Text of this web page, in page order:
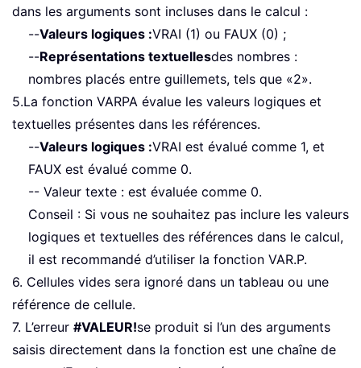
dans les arguments sont incluses dans le calcul :
--Valeurs logiques :VRAI (1) ou FAUX (0) ;
--Représentations textuellesdes nombres :
nombres placés entre guillemets, tels que «2».
5.La fonction VARPA évalue les valeurs logiques et
textuelles présentes dans les références.
--Valeurs logiques :VRAI est évalué comme 1, et
FAUX est évalué comme 0.
-- Valeur texte : est évaluée comme 0.
Conseil : Si vous ne souhaitez pas inclure les valeurs
logiques et textuelles des références dans le calcul,
il est recommandé d’utiliser la fonction VAR.P.
6. Cellules vides sera ignoré dans un tableau ou une
référence de cellule.
7. L’erreur #VALEUR!se produit si l’un des arguments
saisis directement dans la fonction est une chaîne de